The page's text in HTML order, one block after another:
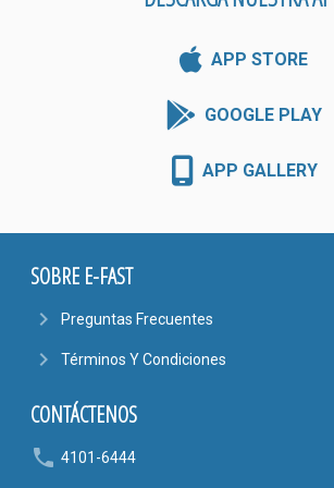
APP STORE
GOOGLE PLAY
APP GALLERY
SOBRE E-FAST
navigate_next Preguntas Frecuentes
navigate_next Términos Y Condiciones
CONTÁCTENOS
phone 4101-6444